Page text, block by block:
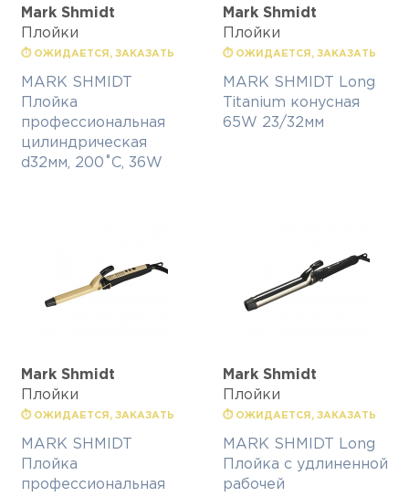
Mark Shmidt
Плойки
⏱ ОЖИДАЕТСЯ, ЗАКАЗАТЬ
MARK SHMIDT
Плойка
профессиональная
цилиндрическая
d32мм, 200˚С, 36W
Mark Shmidt
Плойки
⏱ ОЖИДАЕТСЯ, ЗАКАЗАТЬ
MARK SHMIDT Long
Titanium конусная
65W 23/32мм
Mark Shmidt
Плойки
⏱ ОЖИДАЕТСЯ, ЗАКАЗАТЬ
MARK SHMIDT
Плойка
профессиональная
Mark Shmidt
Плойки
⏱ ОЖИДАЕТСЯ, ЗАКАЗАТЬ
MARK SHMIDT Long
Плойка с удлиненной
рабочей